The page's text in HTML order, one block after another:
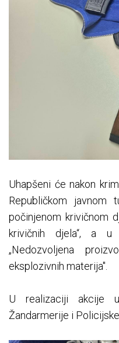
Uhapšeni će nakon
Republičkom javnom
počinjenom krivičnom
krivičnih djela“, a
„Nedozvoljena
eksplozivnih materija".
U realizaciji akcije
Žandarmerije i